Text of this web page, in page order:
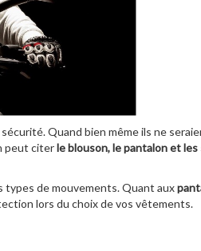
Quand bien même ils ne
peut citerle blouson, le pantalon et les
types de mouvements. Quant aux
lors du choix de vos vêtements.